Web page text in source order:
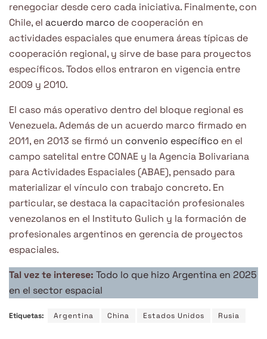
renegociar desde cero cada iniciativa. Finalmente, con
Chile, el acuerdo marco de cooperación en
actividades espaciales que enumera áreas típicas de
cooperación regional, y sirve de base para proyectos
específicos. Todos ellos entraron en vigencia entre
2009 y 2010.
El caso más operativo dentro del bloque regional es
Venezuela. Además de un acuerdo marco firmado en
2011, en 2013 se firmó un convenio específico en el
campo satelital entre CONAE y la Agencia Bolivariana
para Actividades Espaciales (ABAE), pensado para
materializar el vínculo con trabajo concreto. En
particular, se destaca la capacitación profesionales
venezolanos en el Instituto Gulich y la formación de
profesionales argentinos en gerencia de proyectos
espaciales.
Tal vez te interese: Todo lo que hizo Argentina en 2025
en el sector espacial
Etiquetas: Argentina China Estados Unidos Rusia